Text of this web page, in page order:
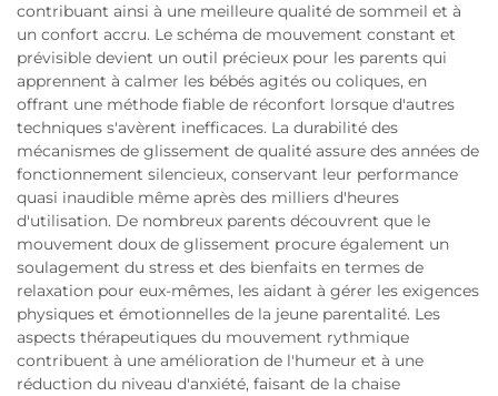
contribuant ainsi à une meilleure qualité de sommeil et à
un confort accru. Le schéma de mouvement constant et
prévisible devient un outil précieux pour les parents qui
apprennent à calmer les bébés agités ou coliques, en
offrant une méthode fiable de réconfort lorsque d'autres
techniques s'avèrent inefficaces. La durabilité des
mécanismes de glissement de qualité assure des années de
fonctionnement silencieux, conservant leur performance
quasi inaudible même après des milliers d'heures
d'utilisation. De nombreux parents découvrent que le
mouvement doux de glissement procure également un
soulagement du stress et des bienfaits en termes de
relaxation pour eux-mêmes, les aidant à gérer les exigences
physiques et émotionnelles de la jeune parentalité. Les
aspects thérapeutiques du mouvement rythmique
contribuent à une amélioration de l'humeur et à une
réduction du niveau d'anxiété, faisant de la chaise